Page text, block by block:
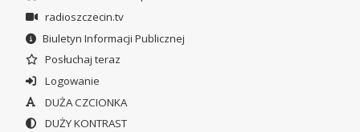
radioszczecin.tv
Biuletyn Informacji Publicznej
Posłuchaj teraz
Logowanie
DUŻA CZCIONKA
DUŻY KONTRAST